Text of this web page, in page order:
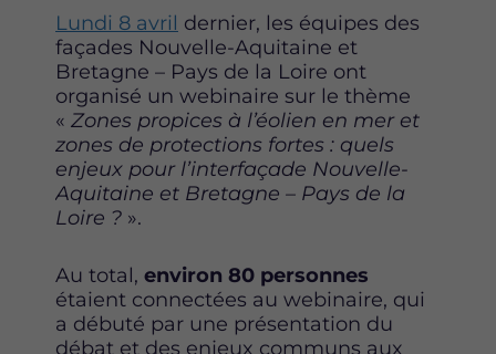
t
e
p
a
g
e
s
u
r
c
e
b
e
a
g
e
s
u
r
t
t
Lundi 8 avril dernier, les équipes des
façades Nouvelle-Aquitaine et
Bretagne – Pays de la Loire ont
organisé un webinaire sur le thème
« Zones propices à l’éolien en mer et
zones de protections fortes : quels
enjeux pour l’interfaçade Nouvelle-
Aquitaine et Bretagne – Pays de la
Loire ? ».
Au total, environ 80 personnes
étaient connectées au webinaire, qui
a débuté par une présentation du
débat et des enjeux communs aux